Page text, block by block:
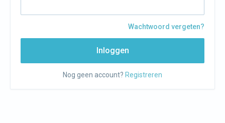
Wachtwoord vergeten?
Inloggen
Nog geen account? Registreren